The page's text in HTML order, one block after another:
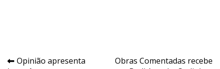
Navegação
Opinião apresenta
Obras Comentadas recebe